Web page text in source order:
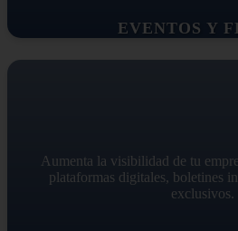
EVENTOS Y
Aumenta la visibilidad de tu
plataformas digitales, boletines
exclusivos.